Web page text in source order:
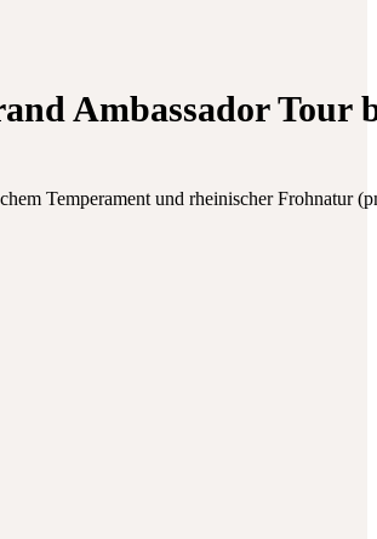
Ambassador Tour
Temperament und rheinischer